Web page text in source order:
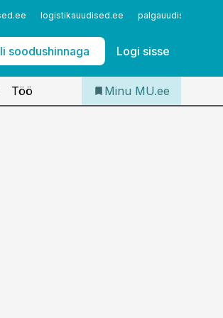
logistikauudised.ee palgauudised.ee
soodushinnaga Logi sisse
Iseteenindus
Telli Meditsiiniuudised
Töö Minu MU.ee